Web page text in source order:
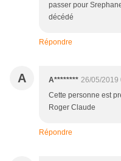
passer pour
décédé
Répondre
A A******** 26/05/2019
Cette personne est
Roger Claude
Répondre